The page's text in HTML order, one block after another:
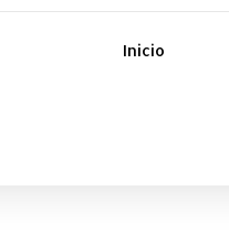
Inicio